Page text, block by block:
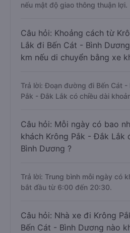
nếu mật độ giao thông thuận lợi.
Câu hỏi: Khoảng cách từ
Lắk đi Bến Cát - Bình
km nếu di chuyển bằng xe
Trả lời: Đoạn đường đi Bến Cát -
Pắk - Đắk Lắk có chiều dài
Câu hỏi: Mỗi ngày có bao
khách Krông Pắk - Đắk Lắk
Bình Dương ?
Trả lời: Trung bình mỗi ngày có
bắt đầu từ 6:00 đến 20:30.
Câu hỏi: Nhà xe đi Krông
Bến Cát - Bình Dương nào